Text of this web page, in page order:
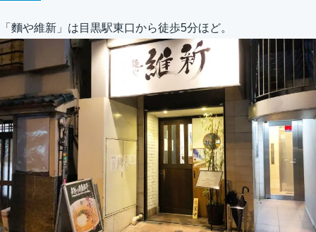
「麵や維新」は目黒駅東口から徒歩5分ほど。